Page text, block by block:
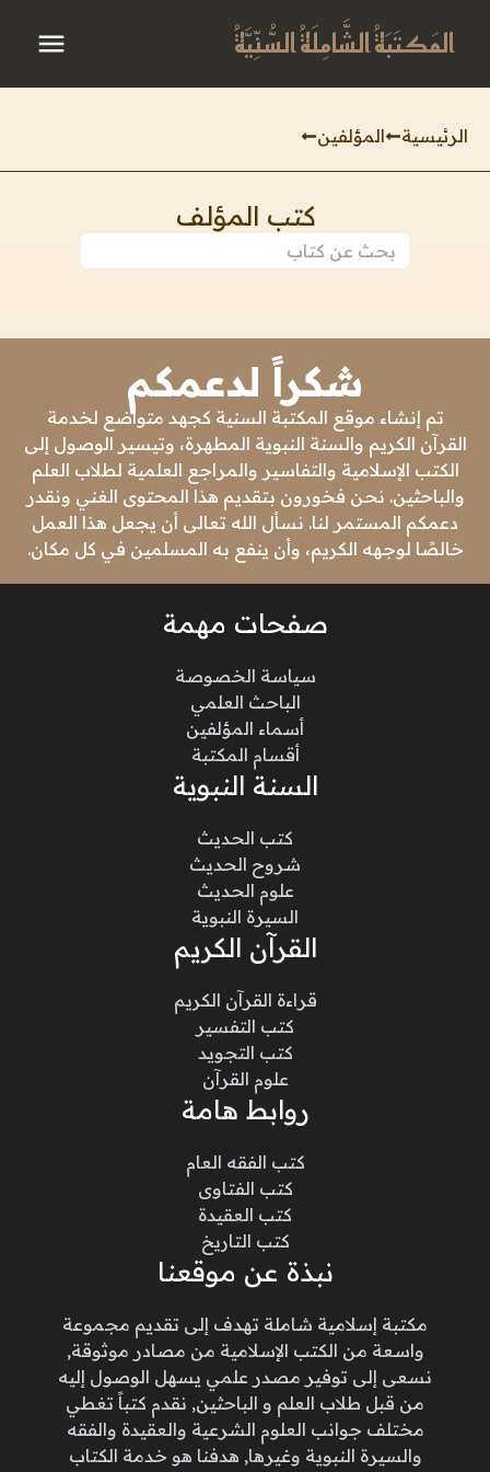
المَكتَبَةُ الشَّامِلَةُ السُّنِّيَّةُ
الرئيسية المؤلفين
كتب المؤلف
شكراً لدعمكم
تم إنشاء موقع المكتبة السنية كجهد متواضع لخدمة
القرآن الكريم والسنة النبوية المطهرة، وتيسير الوصول إلى
الكتب الإسلامية والتفاسير والمراجع العلمية لطلاب العلم
والباحثين. نحن فخورون بتقديم هذا المحتوى الغني ونقدر
دعمكم المستمر لنا. نسأل الله تعالى أن يجعل هذا العمل
خالصًا لوجهه الكريم، وأن ينفع به المسلمين في كل مكان.
صفحات مهمة
سياسة الخصوصة
الباحث العلمي
أسماء المؤلفين
أقسام المكتبة
السنة النبوية
كتب الحديث
شروح الحديث
علوم الحديث
السيرة النبوية
القرآن الكريم
قراءة القرآن الكريم
كتب التفسير
كتب التجويد
علوم القرآن
روابط هامة
كتب الفقه العام
كتب الفتاوى
كتب العقيدة
كتب التاريخ
نبذة عن موقعنا
مكتبة إسلامية شاملة تهدف إلى تقديم مجموعة
واسعة من الكتب الإسلامية من مصادر موثوقة,
نسعى إلى توفير مصدر علمي يسهل الوصول إليه
من قبل طلاب العلم و الباحثين, نقدم كتباً تغطي
مختلف جوانب العلوم الشرعية والعقيدة والفقه
والسيرة النبوية وغيرها, هدفنا هو خدمة الكتاب